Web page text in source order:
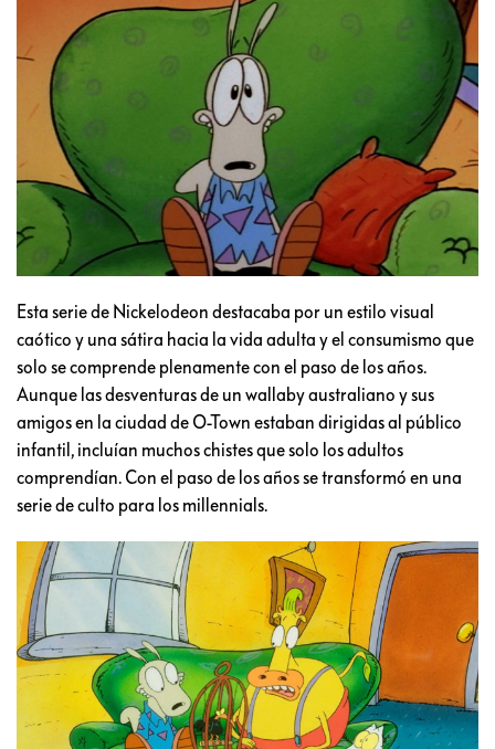
Esta serie de Nickelodeon destacaba por un estilo visual
caótico y una sátira hacia la vida adulta y el consumismo que
solo se comprende plenamente con el paso de los años.
Aunque las desventuras de un wallaby australiano y sus
amigos en la ciudad de O-Town estaban dirigidas al público
infantil, incluían muchos chistes que solo los adultos
comprendían. Con el paso de los años se transformó en una
serie de culto para los millennials.